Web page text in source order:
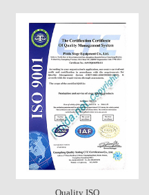
Quality ISO